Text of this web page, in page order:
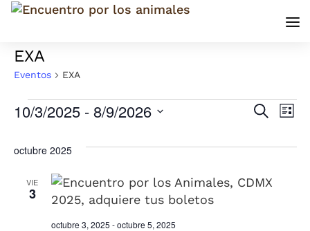
EXA
Eventos EXA
Eventos
y
Buscar
Lista
10/3/2025 - 8/9/2026
fecha.
octubre 2025
VIE
3
octubre 3, 2025 -octubre 5, 2025